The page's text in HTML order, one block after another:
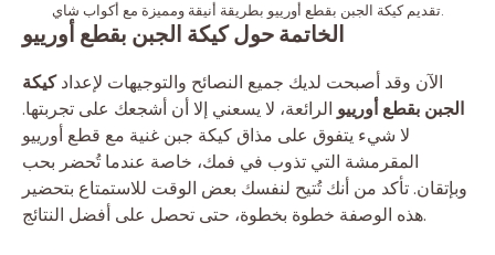
تقديم كيكة الجبن بقطع أورييو بطريقة أنيقة ومميزة مع أكواب شاي.
الخاتمة حول كيكة الجبن بقطع أورييو
الآن وقد أصبحت لديك جميع النصائح والتوجيهات لإعدادكيكة
الجبن بقطع أورييو الرائعة، لا يسعني إلا أن أشجعك على تجربتها.
لا شيء يتفوق على مذاق كيكة جبن غنية مع قطع أورييو
المقرمشة التي تذوب في فمك، خاصة عندما تُحضر بحب
وبإتقان. تأكد من أنك تُتيح لنفسك بعض الوقت للاستمتاع بتحضير
هذه الوصفة خطوة بخطوة، حتى تحصل على أفضل النتائج.